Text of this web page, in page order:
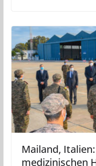
Mailand,
medizinischen